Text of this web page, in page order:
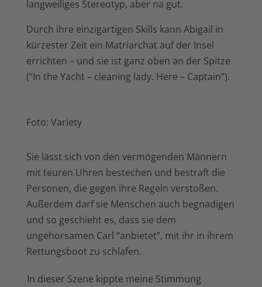
langweiliges Stereotyp, aber na gut.
Durch ihre einzigartigen Skills kann Abigail in
kürzester Zeit ein Matriarchat auf der Insel
errichten – und sie ist ganz oben an der Spitze
(“In the Yacht – cleaning lady. Here – Captain”).
Foto: Variety
Sie lässt sich von den vermögenden Männern
mit teuren Uhren bestechen und bestraft die
Personen, die gegen ihre Regeln verstoßen.
Außerdem darf sie Menschen auch begnadigen
und so geschieht es, dass sie dem
ungehorsamen Carl “anbietet”, mit ihr in ihrem
Rettungsboot zu schlafen.
In dieser Szene kippte meine Stimmung